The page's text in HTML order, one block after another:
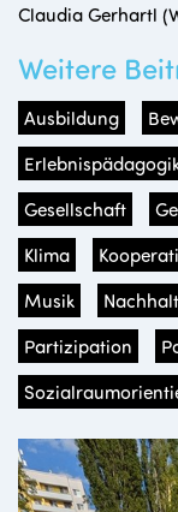
Claudia Gerhartl
Weitere
Ausbildung
Gesellschaft
Klima
Musik
Partizipation